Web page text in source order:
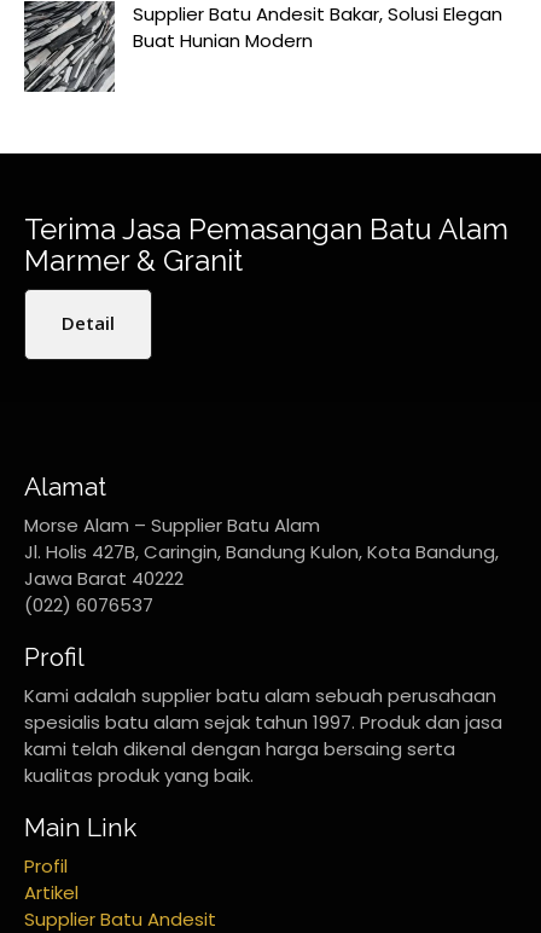
Supplier Batu Andesit Bakar, Solusi Elegan
Buat Hunian Modern
Terima Jasa Pemasangan Batu Alam
Marmer & Granit
Detail
Alamat
Morse Alam – Supplier Batu Alam
Jl. Holis 427B, Caringin, Bandung Kulon, Kota Bandung,
Jawa Barat 40222
(022) 6076537
Profil
Kami adalah supplier batu alam sebuah perusahaan
spesialis batu alam sejak tahun 1997. Produk dan jasa
kami telah dikenal dengan harga bersaing serta
kualitas produk yang baik.
Main Link
Profil
Artikel
Supplier Batu Andesit